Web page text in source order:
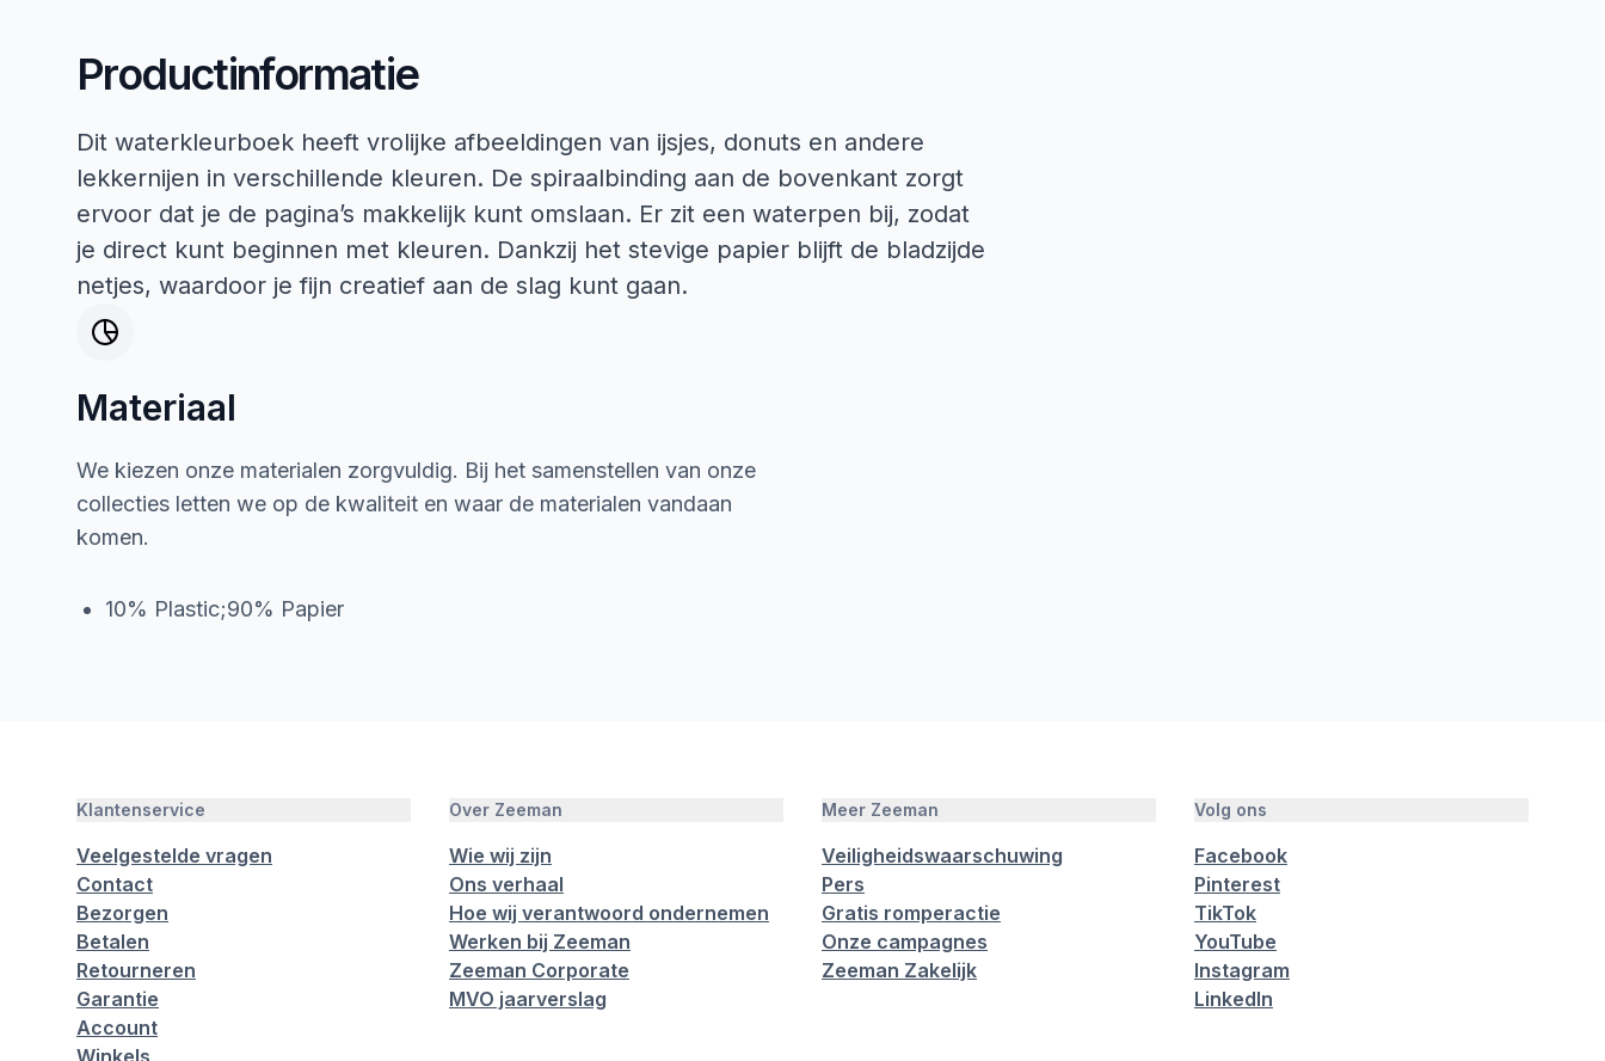
Productinformatie
Dit waterkleurboek heeft vrolijke afbeeldingen van ijsjes, donuts en andere
lekkernijen in verschillende kleuren. De spiraalbinding aan de bovenkant zorgt
ervoor dat je de pagina’s makkelijk kunt omslaan. Er zit een waterpen bij, zodat
je direct kunt beginnen met kleuren. Dankzij het stevige papier blijft de bladzijde
netjes, waardoor je fijn creatief aan de slag kunt gaan.
Materiaal
We kiezen onze materialen zorgvuldig. Bij het samenstellen van onze
collecties letten we op de kwaliteit en waar de materialen vandaan
komen.
10% Plastic;90% Papier
Klantenservice
Veelgestelde vragen
Contact
Bezorgen
Betalen
Retourneren
Garantie
Account
Winkels
Over Zeeman
Wie wij zijn
Ons verhaal
Hoe wij verantwoord ondernemen
Werken bij Zeeman
Zeeman Corporate
MVO jaarverslag
Meer Zeeman
Veiligheidswaarschuwing
Pers
Gratis romperactie
Onze campagnes
Zeeman Zakelijk
Volg ons
Facebook
Pinterest
TikTok
YouTube
Instagram
LinkedIn